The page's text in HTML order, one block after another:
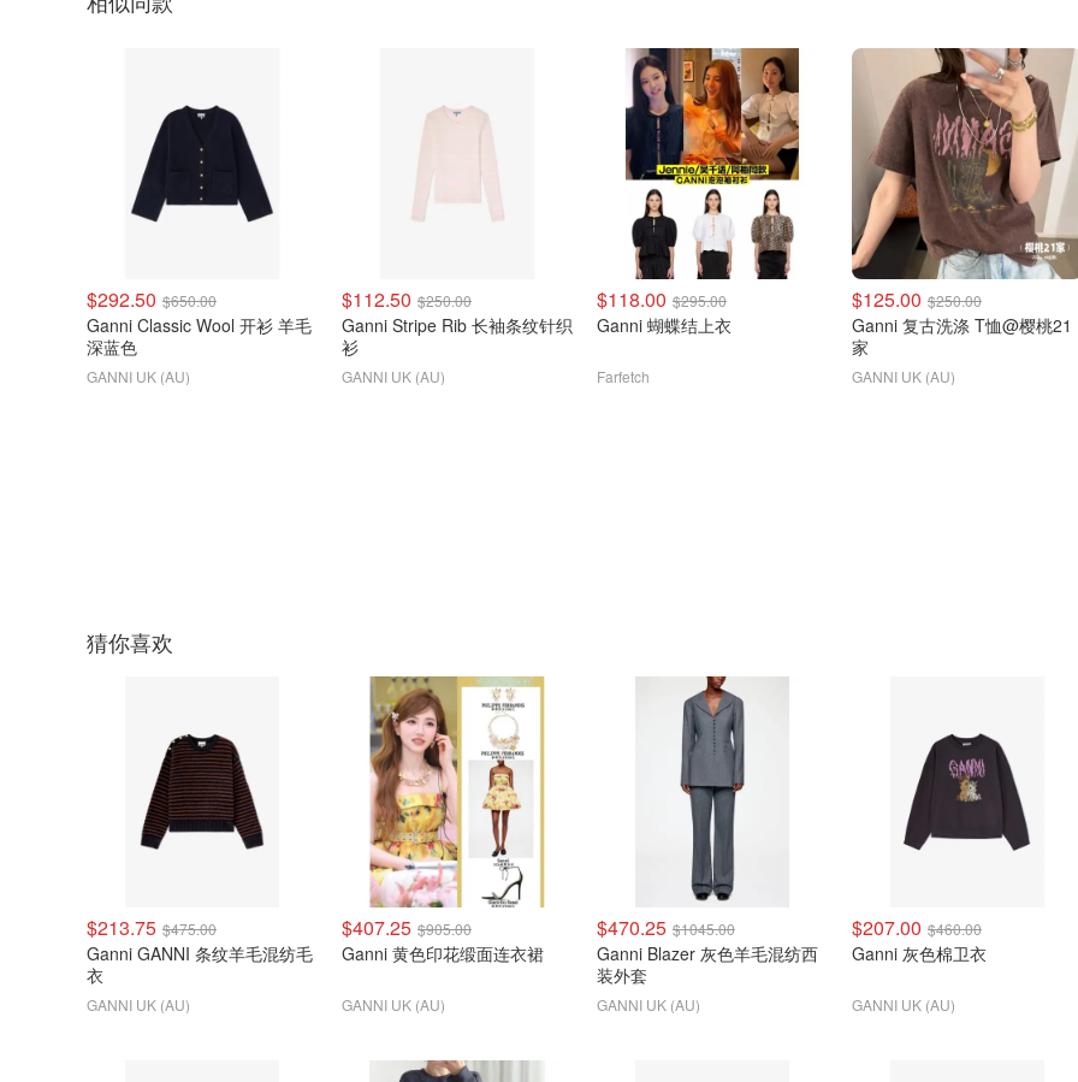
$292.50 $650.00
Ganni Classic Wool 开衫 羊毛
深蓝色
GANNI UK (AU)
$112.50 $250.00
Ganni Stripe Rib 长袖条纹针织
衫
GANNI UK (AU)
$118.00 $295.00
Ganni 蝴蝶结上衣
Farfetch
$125.00 $250.00
Ganni 复古洗涤 T恤@樱桃21
家
GANNI UK (AU)
猜你喜欢
$213.75 $475.00
Ganni GANNI 条纹羊毛混纺毛
衣
GANNI UK (AU)
$407.25 $905.00
Ganni 黄色印花缎面连衣裙
GANNI UK (AU)
$470.25 $1045.00
Ganni Blazer 灰色羊毛混纺西
装外套
GANNI UK (AU)
$207.00 $460.00
Ganni 灰色棉卫衣
GANNI UK (AU)